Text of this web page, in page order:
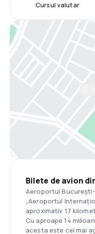
Cursul valutar
Bilete de avion
Aeroportul
„Aeroportul
aproximativ 17
Cu aproape 14
acesta este cel mai